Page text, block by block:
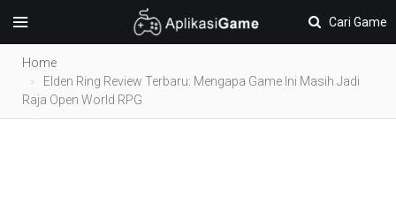
Cari Game
Home
Elden Ring Review Terbaru: Mengapa Game Ini Masih Jadi
Raja Open World RPG